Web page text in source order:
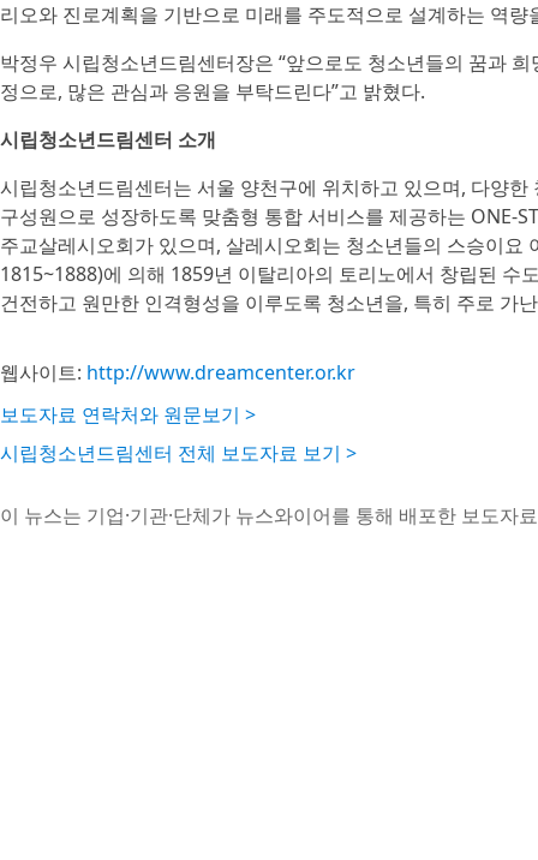
리오와 진로계획을 기반으로 미래를 주도적으로 설계하는 역량
박정우 시립청소년드림센터장은 “앞으로도 청소년들의 꿈과
정으로, 많은 관심과 응원을 부탁드린다”고 밝혔다.
시립청소년드림센터 소개
시립청소년드림센터는 서울 양천구에 위치하고 있으며, 다양
구성원으로 성장하도록 맞춤형 통합 서비스를 제공하는 ONE-
주교살레시오회가 있으며, 살레시오회는 청소년들의 스승이요
1815~1888)에 의해 1859년 이탈리아의 토리노에서 창립된 수
건전하고 원만한 인격형성을 이루도록 청소년을, 특히 주로 가
웹사이트: http://www.dreamcenter.or.kr
보도자료 연락처와 원문보기 >
시립청소년드림센터 전체 보도자료 보기 >
이 뉴스는 기업·기관·단체가 뉴스와이어를 통해 배포한 보도자